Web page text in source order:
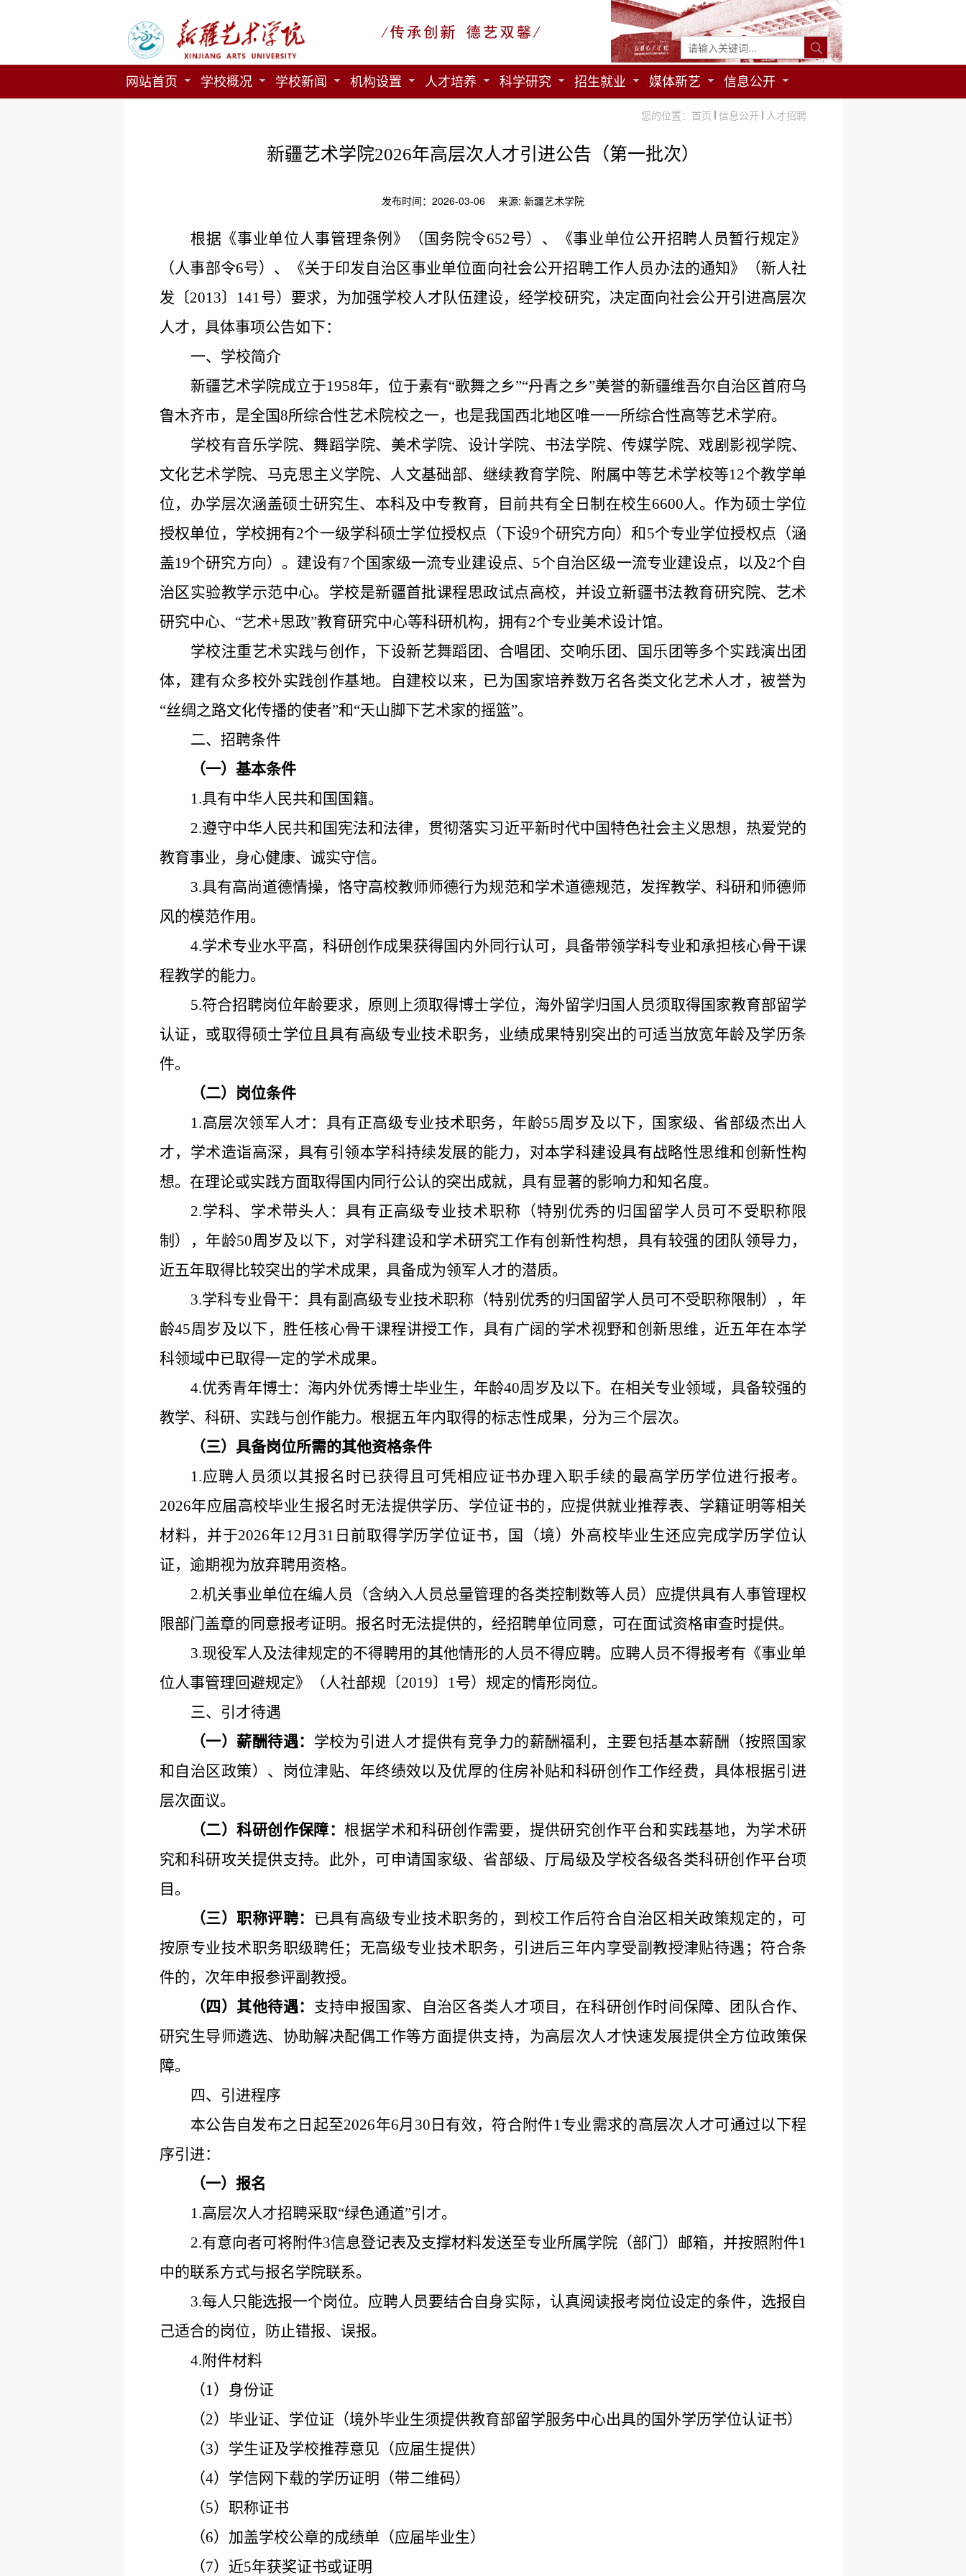
网站首页 学校概况 学校新闻 机构设置 人才培养 科学研究 招生就业 媒体新艺 信息公开
您的位置： 首页 信息公开 人才招聘
新疆艺术学院2026年高层次人才引进公告（第一批次）
发布时间：2026-03-06 来源: 新疆艺术学院
根据《事业单位人事管理条例》（ 国务院令652号）、《事业单位公开招聘人员暂行规定》
（人事部令6号）、《关于印发自治区事业单位面向社会公开招聘工作人员办法的通知》（新人社
发〔2013〕141号）要求， 为加强学校人才队伍建设，经学校研究，决定面向社会公开引进高层次
人才， 具体事项公告如下：
一、学校简介
新疆艺术学院成立于1958年， 位于素有“歌舞之乡”“丹青之乡”美誉的新疆维吾尔自治区首府乌
鲁木齐市， 是全国8所综合性艺术院校之一，也是我国西北地区唯一一所综合性高等艺术学府。
学校有音乐学院、舞蹈学院、美术学院、设计学院、书法学院、传媒学院、戏剧影视学院、
文化艺术学院、马克思主义学院、人文基础部、继续教育学院、附属中等艺术学校等12个教学单
位，办学层次涵盖硕士研究生、本科及中专教育，目前共有全日制在校生6600人。作为硕士学位
授权单位，学校拥有2个一级学科硕士学位授权点（下设9个研究方向）和5个专业学位授权点（涵
盖19个研究方向）。建设有7个国家级一流专业建设点、5个自治区级一流专业建设点，以及2个自
治区实验教学示范中心。学校是新疆首批课程思政试点高校，并设立新疆书法教育研究院、艺术
研究中心、“艺术+思政”教育研究中心等科研机构，拥有2个专业美术设计馆。
学校注重艺术实践与创作，下设新艺舞蹈团、合唱团、交响乐团、国乐团等多个实践演出团
体，建有众多校外实践创作基地。自建校以来，已为国家培养数万名各类文化艺术人才，被誉为
“丝绸之路文化传播的使者”和“天山脚下艺术家的摇篮”。
二、招聘条件
（一）基本条件
1.具有中华人民共和国国籍。
2.遵守中华人民共和国宪法和法律，贯彻落实习近平新时代中国特色社会主义思想，热爱党的
教育事业，身心健康、诚实守信。
3.具有高尚道德情操，恪守高校教师师德行为规范和学术道德规范，发挥教学、科研和师德师
风的模范作用。
4.学术专业水平高，科研创作成果获得国内外同行认可，具备带领学科专业和承担核心骨干课
程教学的能力。
5.符合招聘岗位年龄要求， 原则上须取得博士学位，海外留学归国人员须取得国家教育部留学
认证， 或取得硕士学位 且具有高级专业技术职务， 业绩成果特别突出的可适当放宽年龄及学历条
件。
（二）岗位条件
1.高层次领军人才：具有正高级专业技术职务，年龄55周岁及以下，国家级、省部级杰出人
才，学术造诣高深，具有引领本学科持续发展的能力，对本学科建设具有战略性思维和创新性构
想。在理论或实践方面取得国内同行公认的突出成就，具有显著的影响力和知名度。
2.学科、学术带头人：具有正高级专业技术职称（特别优秀的归国留学人员可不受职称限
制 ），年龄50周岁及以下，对学科建设和学术研究工作有创新性构想，具有较强的团队领导力，
近五年取得比较突出的学术成果，具备成为领军人才的潜质。
3.学科专业骨干：具有副高级专业技术职称（特别优秀的归国留学人员可不受职称限制），年
龄45周岁及以下，胜任核心骨干课程讲授工作，具有广阔的学术视野和创新思维，近五年在本学
科领域中已取得一定的学术成果。
4.优秀青年博士：海内外优秀博士毕业生，年龄40周岁及以下。在相关专业领域，具备较强的
教学、科研、实践与创作能力。根据五年内取得的标志性成果，分为三个层次。
（三）具备岗位所需的其他资格条件
1.应聘人员须以其报名时已获得且可凭相应证书办理入职手续的最高学历学位进行报考。
2026年应届高校毕业生报名时无法提供学历、学位证书的，应提供就业推荐表、学籍证明等相关
材料，并于2026年12月31日前取得学历学位证书，国（境）外高校毕业生还应完成学历学位认
证，逾期视为放弃聘用资格。
2.机关事业单位在编人员（含纳入人员总量管理的各类控制数等人员）应提供具有人事管理权
限部门盖章的同意报考证明。报名时无法提供的，经招聘单位同意，可在面试资格审查时提供。
3.现役军人及法律规定的不得聘用的其他情形的人员不得应聘。应聘人员不得报考有《事业单
位人事管理回避规定》（人社部规 〔2019〕 1号）规定的情形岗位。
三、引才待遇
（一）薪酬待遇： 学校为引进人才提供有竞争力的薪酬福利，主要包括基本薪酬（按照国家
和自治区政策）、岗位津贴、年终绩效以及优厚的住房补贴和科研创作工作经费，具体根据引进
层次面议。
（二）科研创作保障：根据学术和科研创作需要，提供研究创作平台和实践基地，为学术研
究和科研攻关提供支持。此外，可申请国家级、省部级、厅局级及学校各级各类科研创作平台项
目。
（三）职称评聘：
已具有高级专业技术职务的，到校工作后符合自治区相关政策规定的，可
按原专业技术职务职级聘任；无高级专业技术职务， 引进后三年内享受副教授津贴待遇 ；符合条
件的， 次年申报参评副教授。
（四）其他待遇： 支持申报国家、自治区各类人才项目，在科研创作时间保障、团队合作、
研究生导师遴选、协助解决配偶工作等方面提供支持，为高层次人才快速发展提供全方位政策保
障。
四、引进程序
本公告自发布之日起至2026年6月30日有效，符合附件1专业需求的高层次人才可通过以下程
序引进：
（一）报名
1.高层次人才招聘采取“绿色通道”引才。
2.有意向者可将附件3信息登记表及支撑材料发送至专业所属学院（部门）邮箱，并按照附件1
中的联系方式与报名学院联系。
3.每人只能选报一个岗位。应聘人员要结合自身实际，认真阅读报考岗位设定的条件，选报自
己适合的岗位，防止错报、误报。
4.附件材料
（1）身份证
（2）毕业证、学位证（境外毕业生须提供教育部留学服务中心出具的国外学历学位认证书）
（3）学生证及学校推荐意见（应届生提供）
（4）学信网下载的学历证明（带二维码）
（5）职称证书
（6）加盖学校公章的成绩单（应届毕业生）
（7）近5年获奖证书或证明